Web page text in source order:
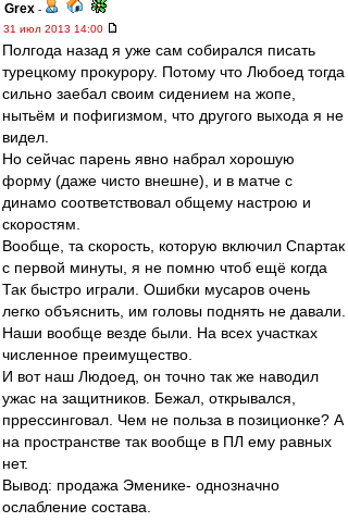
Grex -
31 июл 2013 14:00
Полгода назад я уже сам собирался писать
турецкому прокурору. Потому что Любоед тогда
сильно заебал своим сидением на жопе,
нытьём и пофигизмом, что другого выхода я не
видел.
Но сейчас парень явно набрал хорошую
форму (даже чисто внешне), и в матче с
динамо соответствовал общему настрою и
скоростям.
Вообще, та скорость, которую включил Спартак
с первой минуты, я не помню чтоб ещё когда
Так быстро играли. Ошибки мусаров очень
легко объяснить, им головы поднять не давали.
Наши вообще везде были. На всех участках
численное преимущество.
И вот наш Людоед, он точно так же наводил
ужас на защитников. Бежал, открывался,
пррессинговал. Чем не польза в позиционке? А
на пространстве так вообще в ПЛ ему равных
нет.
Вывод: продажа Эменике- однозначно
ослабление состава.